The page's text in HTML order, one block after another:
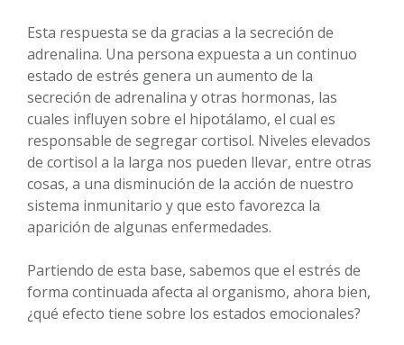
Esta respuesta se da gracias a la secreción de
adrenalina. Una persona expuesta a un continuo
estado de estrés genera un aumento de la
secreción de adrenalina y otras hormonas, las
cuales influyen sobre el hipotálamo, el cual es
responsable de segregar cortisol. Niveles elevados
de cortisol a la larga nos pueden llevar, entre otras
cosas, a una disminución de la acción de nuestro
sistema inmunitario y que esto favorezca la
aparición de algunas enfermedades.
Partiendo de esta base, sabemos que el estrés de
forma continuada afecta al organismo, ahora bien,
¿qué efecto tiene sobre los estados emocionales?